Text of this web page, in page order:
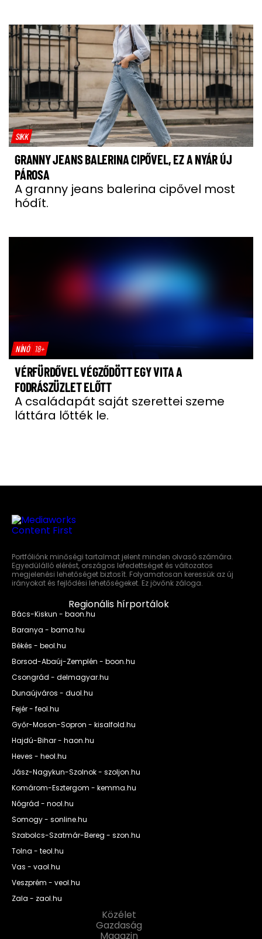
SIKK
GRANNY JEANS BALERINA CIPŐVEL, EZ A NYÁR ÚJ
PÁROSA
A granny jeans balerina cipővel most
hódít.
NÍNÓ 18+
VÉRFÜRDŐVEL VÉGZŐDÖTT EGY VITA A
FODRÁSZÜZLET ELŐTT
A családapát saját szerettei szeme
láttára lőtték le.
Portfóliónk minőségi tartalmat jelent minden olvasó számára.
Egyedülálló elérést, országos lefedettséget és változatos
megjelenési lehetőséget biztosít. Folyamatosan keressük az új
irányokat és fejlődési lehetőségeket. Ez jövőnk záloga.
Regionális hírportálok
Bács-Kiskun - baon.hu
Baranya - bama.hu
Békés - beol.hu
Borsod-Abaúj-Zemplén - boon.hu
Csongrád - delmagyar.hu
Dunaújváros - duol.hu
Fejér - feol.hu
Győr-Moson-Sopron - kisalfold.hu
Hajdú-Bihar - haon.hu
Heves - heol.hu
Jász-Nagykun-Szolnok - szoljon.hu
Komárom-Esztergom - kemma.hu
Nógrád - nool.hu
Somogy - sonline.hu
Szabolcs-Szatmár-Bereg - szon.hu
Tolna - teol.hu
Vas - vaol.hu
Veszprém - veol.hu
Zala - zaol.hu
Közélet
Gazdaság
Magazin